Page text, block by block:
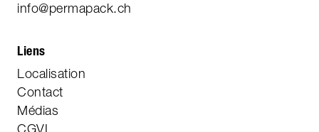
info@permapack.ch
Liens
Localisation
Contact
Médias
CGVL